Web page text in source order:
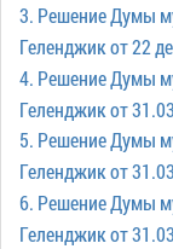
Социальная
сфера
Меры
поддержки
участников
СВО
и
членов
3. Решение Думы
Геленджик от 22
4. Решение Думы
Геленджик от
5. Решение Думы
Геленджик от
6. Решение Думы
Геленджик от